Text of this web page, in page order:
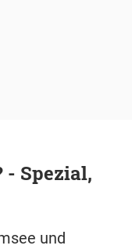
- Spezial,
und